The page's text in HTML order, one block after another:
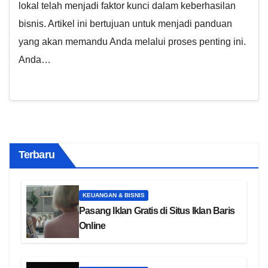
lokal telah menjadi faktor kunci dalam keberhasilan
bisnis. Artikel ini bertujuan untuk menjadi panduan
yang akan memandu Anda melalui proses penting ini.
Anda…
Terbaru
KEUANGAN & BISNIS
Pasang Iklan Gratis di Situs Iklan Baris
Online